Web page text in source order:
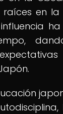
raíces en